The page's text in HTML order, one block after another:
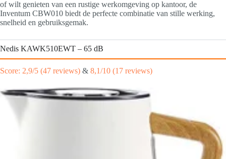
of wilt genieten van een rustige werkomgeving op kantoor, de
Inventum CBW010 biedt de perfecte combinatie van stille werking,
snelheid en gebruiksgemak.
Nedis KAWK510EWT – 65 dB
Score: 2,9/5 (47 reviews) & 8,1/10 (17 reviews)